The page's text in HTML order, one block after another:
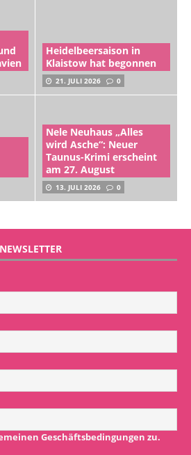
Heidelbeersaison in
Klaistow hat begonnen
21. JULI 2026 0
Nele Neuhaus „Alles
wird Asche“: Neuer
Taunus-Krimi erscheint
am 27. August
13. JULI 2026 0
Geschäftsbedingungen zu.